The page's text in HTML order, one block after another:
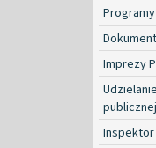
Imprezy
publicznej
Inspektor